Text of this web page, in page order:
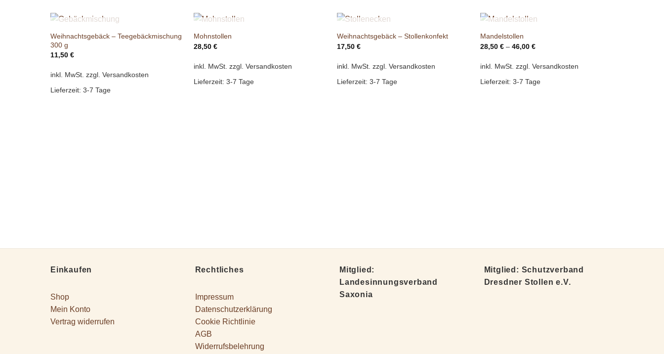
NICHT VORRÄTIG
Weihnachtsgebäck – Teegebäckmischung
300 g
11,50 €
inkl. MwSt. zzgl. Versandkosten
Lieferzeit: 3-7 Tage
NICHT VORRÄTIG
Mohnstollen
28,50 €
inkl. MwSt. zzgl. Versandkosten
Lieferzeit: 3-7 Tage
NICHT VORRÄTIG
Weihnachtsgebäck – Stollenkonfekt
17,50 €
inkl. MwSt. zzgl. Versandkosten
Lieferzeit: 3-7 Tage
NICHT VORRÄTIG
Mandelstollen
28,50 €– 46,00 €
inkl. MwSt. zzgl. Versandkosten
Lieferzeit: 3-7 Tage
Einkaufen
Shop
Mein Konto
Vertrag widerrufen
Rechtliches
Impressum
Datenschutzerklärung
Cookie Richtlinie
AGB
Widerrufsbelehrung
Mitglied:
Landesinnungsverband
Saxonia
Mitglied: Schutzverband
Dresdner Stollen e.V.